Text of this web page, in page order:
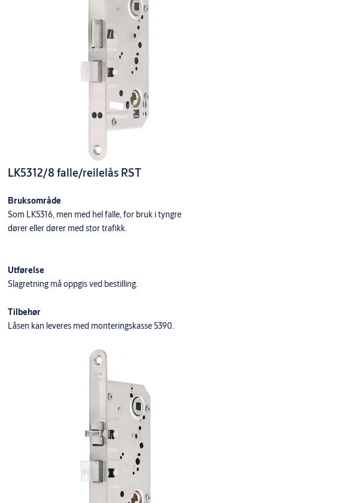
LK5312/8 falle/reilelås RST
Bruksområde
Som LK5316, men med hel falle, for bruk i tyngre
dører eller dører med stor trafikk.
Utførelse
Slagretning må oppgis ved bestilling.
Tilbehør
Låsen kan leveres med monteringskasse 5390.